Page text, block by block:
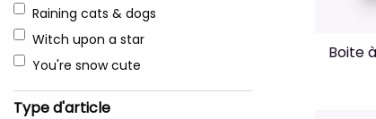
Raining cats & dogs
Witch upon a star
You're snow cute
Type d'article
Boite